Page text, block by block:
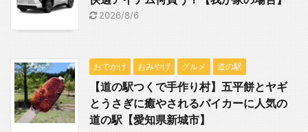
2026/8/6
おでかけ おみやげ グルメ 道の駅
【道の駅つくで手作り村】五平餅とヤギ
とうさぎに癒やされるバイカーに人気の
道の駅【愛知県新城市】